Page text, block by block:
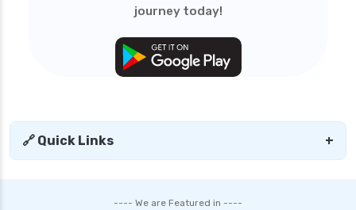
journey today!
🔗 Quick Links +
---- We are Featured in ----